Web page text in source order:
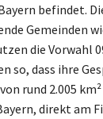
befindet.
Gemeinden
die Vorwahl
so, dass ihre
rund 2.005
direkt am